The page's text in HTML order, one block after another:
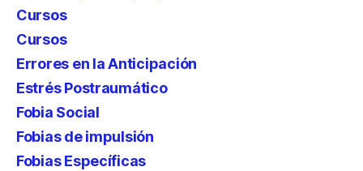
Cursos
Cursos
Errores en la Anticipación
Estrés Postraumático
Fobia Social
Fobias de impulsión
Fobias Específicas